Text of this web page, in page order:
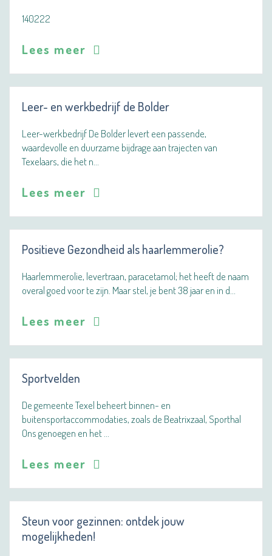
140222
Lees meer
Leer- en werkbedrijf de Bolder
Leer-werkbedrijf De Bolder levert een passende,
waardevolle en duurzame bijdrage aan trajecten van
Texelaars, die het n…
Lees meer
Positieve Gezondheid als haarlemmerolie?
Haarlemmerolie, levertraan, paracetamol; het heeft de naam
overal goed voor te zijn. Maar stel, je bent 38 jaar en in d…
Lees meer
Sportvelden
De gemeente Texel beheert binnen- en
buitensportaccommodaties, zoals de Beatrixzaal, Sporthal
Ons genoegen en het …
Lees meer
Steun voor gezinnen: ontdek jouw
mogelijkheden!